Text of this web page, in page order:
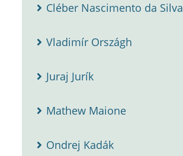
Cléber Nascimento da Silva
Vladimír Országh
Juraj Jurík
Mathew Maione
Ondrej Kadák